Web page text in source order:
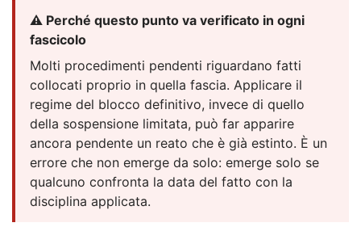
⚠️ Perché questo punto va verificato in ogni
fascicolo
Molti procedimenti pendenti riguardano fatti
collocati proprio in quella fascia. Applicare il
regime del blocco definitivo, invece di quello
della sospensione limitata, può far apparire
ancora pendente un reato che è già estinto. È un
errore che non emerge da solo: emerge solo se
qualcuno confronta la data del fatto con la
disciplina applicata.